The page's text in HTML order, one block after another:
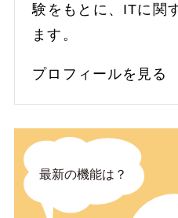
験をもとに、ITに関
ます。
プロフィールを見る